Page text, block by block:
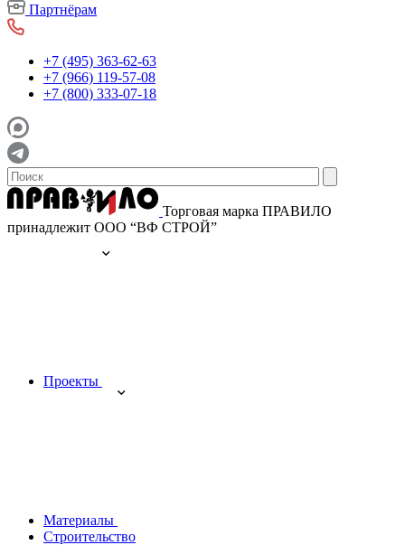
Партнёрам
+7 (495) 363-62-63
+7 (966) 119-57-08
+7 (800) 333-07-18
Торговая марка ПРАВИЛО
принадлежит ООО “ВФ СТРОЙ”
Проекты
Материалы
Строительство